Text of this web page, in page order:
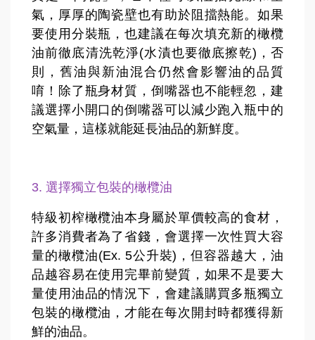
氣，厚厚的陶瓷壁也有助於阻擋熱能。如果
要使用分裝瓶，也建議在每次填充新的橄欖
油前徹底清洗乾淨(水漬也要徹底擦乾)，否
則，舊油與新油混合仍然會影響油的品質
唷！除了瓶身材質，倒嘴器也不能輕忽，建
議選擇小開口的倒嘴器可以減少跑入瓶中的
空氣量，這樣就能延長油品的新鮮度。
3. 選擇獨立包裝的橄欖油
特級初榨橄欖油本身屬於單價較高的食材，
許多消費者為了省錢，會選擇一次性買大容
量的橄欖油(Ex. 5公升裝)，但容器越大，油
品越容易在使用完畢前變質，如果不是要大
量使用油品的情況下，會建議購買多瓶獨立
包裝的橄欖油，才能在每次開封時都獲得新
鮮的油品。